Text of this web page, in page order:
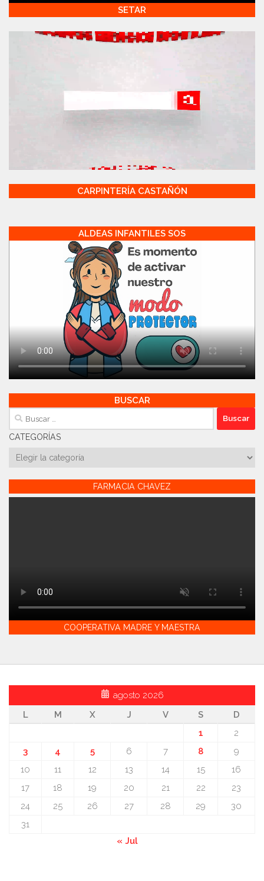
SETAR
CARPINTERÍA CASTAÑÓN
ALDEAS INFANTILES SOS
BUSCAR
Buscar:
CATEGORÍAS
Categorías
FARMACIA CHAVEZ
COOPERATIVA MADRE Y MAESTRA
agosto 2026
L
M X J V S
D
1
2
3
4 5 6 7 8
9
10
11 12 13 14 15
16
17
18 19 20 21 22
23
24
25 26 27 28 29
30
31
« Jul